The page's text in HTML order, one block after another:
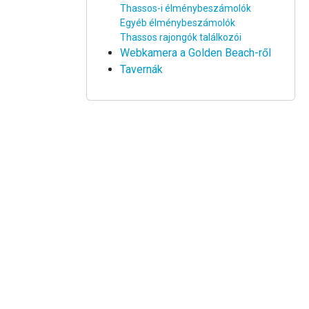
Thassos-i élménybeszámolók
Egyéb élménybeszámolók
Thassos rajongók találkozói
Webkamera a Golden Beach-ről
Tavernák